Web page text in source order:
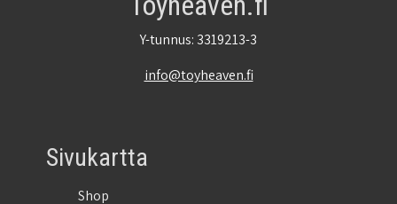
Y-tunnus: 3319213-3
info@toyheaven.fi
Sivukartta
Shop